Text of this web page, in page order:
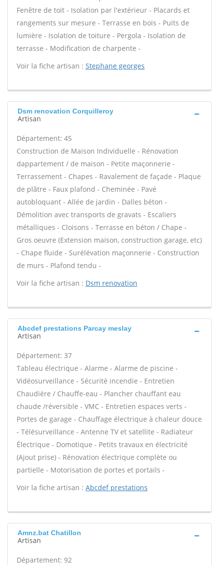
Fenêtre de toit - Isolation par l'extérieur - Placards et
rangements sur mesure - Terrasse en bois - Puits de
lumière - Isolation de toiture - Pergola - Isolation de
terrasse - Modification de charpente -
Voir la fiche artisan : Stephane georges
Dsm renovation Corquilleroy
Artisan
Département: 45
Construction de Maison Individuelle - Rénovation
dappartement / de maison - Petite maçonnerie -
Terrassement - Chapes - Ravalement de façade - Plaque
de plâtre - Faux plafond - Cheminée - Pavé
autobloquant - Allée de jardin - Dalles béton -
Démolition avec transports de gravats - Escaliers
métalliques - Cloisons - Terrasse en béton / Chape -
Gros oeuvre (Extension maison, construction garage, etc)
- Chape fluide - Surélévation maçonnerie - Construction
de murs - Plafond tendu -
Voir la fiche artisan : Dsm renovation
Abcdef prestations Parcay meslay
Artisan
Département: 37
Tableau électrique - Alarme - Alarme de piscine -
Vidéosurveillance - Sécurité incendie - Entretien
Chaudière / Chauffe-eau - Plancher chauffant eau
chaude /réversible - VMC - Entretien espaces verts -
Portes de garage - Chauffage électrique à chaleur douce
- Télésurveillance - Antenne TV et satellite - Radiateur
Électrique - Domotique - Petits travaux en électricité
(Ajout prise) - Rénovation électrique complète ou
partielle - Motorisation de portes et portails -
Voir la fiche artisan : Abcdef prestations
Amnz.bat Chatillon
Artisan
Département: 92